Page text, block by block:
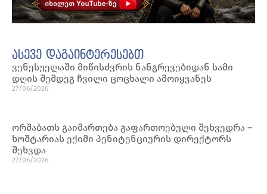
ასევე დაგაინტერესებთ
ვენესუელაში მიწისძვრის ნანგრევებიდან სამი
დღის შემდეგ ჩვილი ცოცხალი ამოიყვანეს
27/06/2026
ორშაბათს გაიმართება გაფართოებული შეხვედრა –
ხოშტარიას ექიმი პენიტენციურის დირექტორს
შეხვდა
27/06/2026